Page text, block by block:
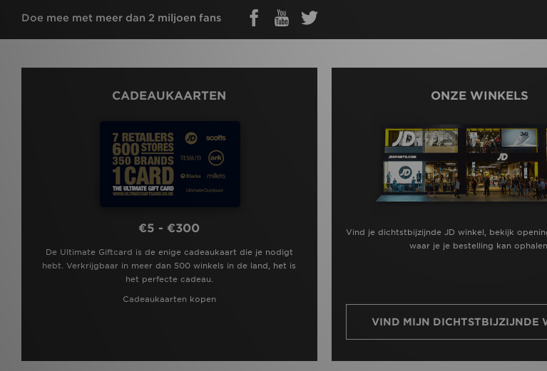
Doe mee met meer dan 2 miljoen fans
CADEAUKAARTEN
€5 - €300
De Ultimate Giftcard is de enige cadeaukaart die je nodigt
hebt. Verkrijgbaar in meer dan 500 winkels in de land, het is
het perfecte cadeau.
Cadeaukaarten kopen
ONZE WINKELS
Vind je dichtstbijzijnde JD winkel, bekijk
waar je je bestelling kan
VIND MIJN DICHTSTBIJZIJNDE